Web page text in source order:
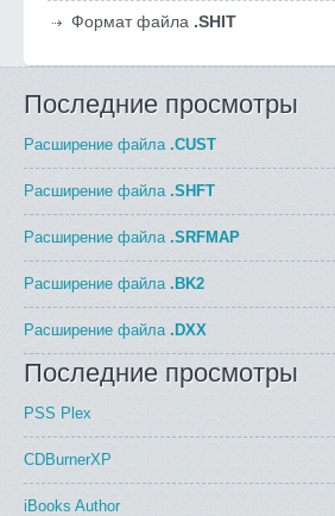
Формат файла .SHIT
Последние просмотры
Расширение файла .CUST
Расширение файла .SHFT
Расширение файла .SRFMAP
Расширение файла .BK2
Расширение файла .DXX
Последние просмотры
PSS Plex
CDBurnerXP
iBooks Author